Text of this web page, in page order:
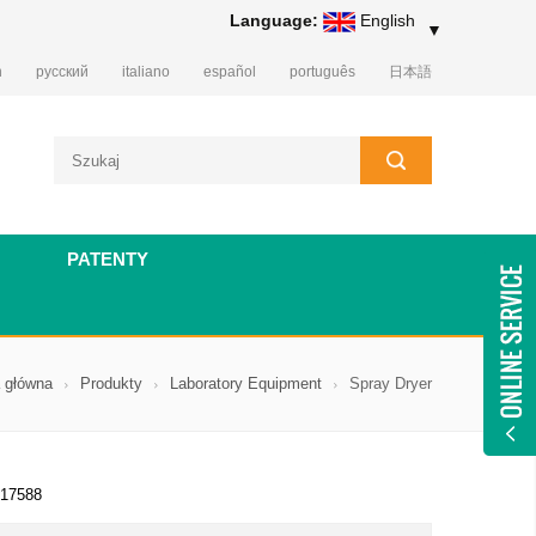
Language: English ▼
русский italiano español português 日本語
PATENTY
Produkty Laboratory Equipment Spray Dryer